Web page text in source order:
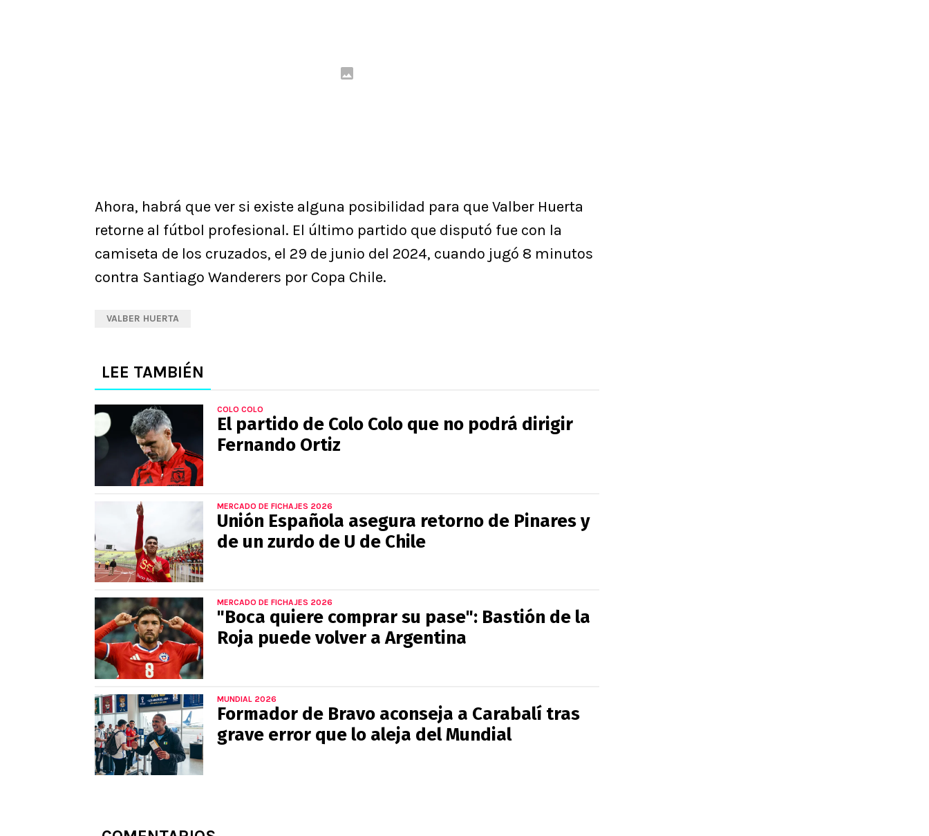
Ahora, habrá que ver si existe alguna posibilidad para que Valber Huerta
retorne al fútbol profesional. El último partido que disputó fue con la
camiseta de los cruzados, el 29 de junio del 2024, cuando jugó 8 minutos
contra Santiago Wanderers por Copa Chile.
VALBER HUERTA
LEE TAMBIÉN
COLO COLO
El partido de Colo Colo que no podrá dirigir
Fernando Ortiz
MERCADO DE FICHAJES 2026
Unión Española asegura retorno de Pinares y
de un zurdo de U de Chile
MERCADO DE FICHAJES 2026
"Boca quiere comprar su pase": Bastión de la
Roja puede volver a Argentina
MUNDIAL 2026
Formador de Bravo aconseja a Carabalí tras
grave error que lo aleja del Mundial